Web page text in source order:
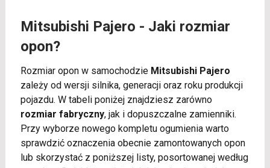
Mitsubishi Pajero - Jaki rozmiar
opon?
Rozmiar opon w samochodzie Mitsubishi Pajero
zależy od wersji silnika, generacji oraz roku produkcji
pojazdu. W tabeli poniżej znajdziesz zarówno
rozmiar fabryczny, jak i dopuszczalne zamienniki.
Przy wyborze nowego kompletu ogumienia warto
sprawdzić oznaczenia obecnie zamontowanych opon
lub skorzystać z poniższej listy, posortowanej według